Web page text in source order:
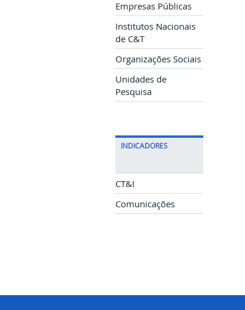
Empresas Públicas
Institutos Nacionais
de C&T
Organizações Sociais
Unidades de
Pesquisa
INDICADORES
CT&I
Comunicações